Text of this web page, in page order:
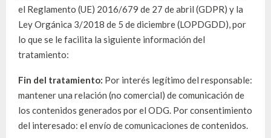
el Reglamento (UE) 2016/679 de 27 de abril (GDPR) y la
Ley Orgánica 3/2018 de 5 de diciembre (LOPDGDD), por
lo que se le facilita la siguiente información del
tratamiento:
Fin del tratamiento: Por interés legítimo del responsable:
mantener una relación (no comercial) de comunicación de
los contenidos generados por el ODG. Por consentimiento
del interesado: el envío de comunicaciones de contenidos.